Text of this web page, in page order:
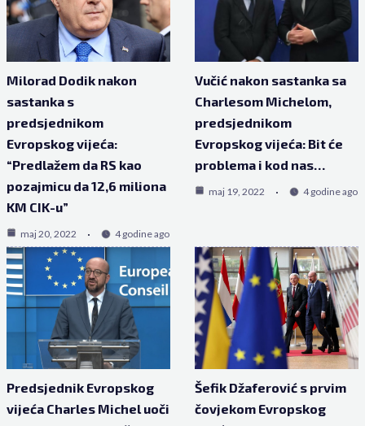
Milorad Dodik nakon
sastanka s
predsjednikom
Evropskog vijeća:
“Predlažem da RS kao
pozajmicu da 12,6 miliona
KM CIK-u”
maj 20, 2022 4 godine ago
Vučić nakon sastanka sa
Charlesom Michelom,
predsjednikom
Evropskog vijeća: Bit će
problema i kod nas…
maj 19, 2022 4 godine ago
Predsjednik Evropskog
vijeća Charles Michel uoči
Šefik Džaferović s prvim
čovjekom Evropskog